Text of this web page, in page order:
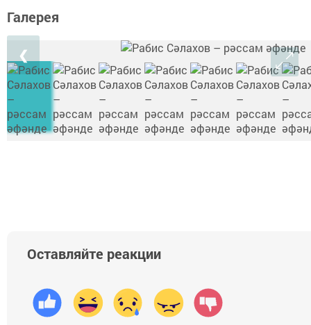
Галерея
❮
Оставляйте реакции